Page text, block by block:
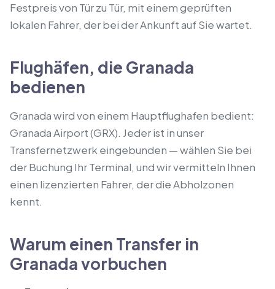
Festpreis von Tür zu Tür, mit einem geprüften
lokalen Fahrer, der bei der Ankunft auf Sie wartet.
Flughäfen, die Granada
bedienen
Granada wird von einem Hauptflughafen bedient:
Granada Airport (GRX). Jeder ist in unser
Transfernetzwerk eingebunden — wählen Sie bei
der Buchung Ihr Terminal, und wir vermitteln Ihnen
einen lizenzierten Fahrer, der die Abholzonen
kennt.
Warum einen Transfer in
Granada vorbuchen